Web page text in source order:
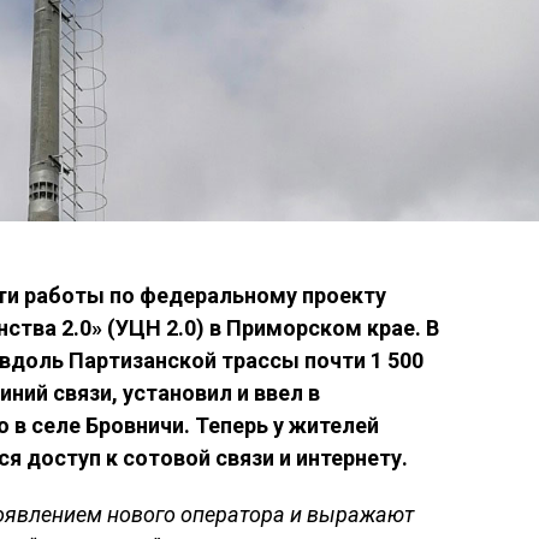
работы по федеральному проекту
2.0» (УЦН 2.0) в Приморском крае. В
Партизанской трассы почти 1 500
связи, установил и ввел в
селе Бровничи. Теперь у жителей
доступ к сотовой связи и интернету.
нового оператора и выражают